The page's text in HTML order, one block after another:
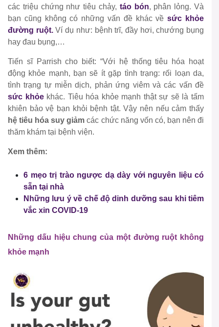
các triệu chứng như tiêu chảy, táo bón, phân lỏng. Và
bạn cũng không có những vấn đề khác vềsức khỏe
đường ruột.Ví dụ như: bệnh trĩ, đầy hơi, chướng bụng
hay đau bụng,…
Tiến sĩ Parrish cho biết: “Với hệ thống tiêu hóa hoạt
động khỏe mạnh, bạn sẽ ít gặp tình trạng: rối loạn da,
tình trạng tự miễn dịch, phản ứng viêm và các vấn đề
sức khỏekhác. Tiêu hóa khỏe mạnh thật sự sẽ là tấm
khiên bảo vệ bạn khỏi bệnh tật. Vậy nên nếu cảm thấy
hệ tiêu hóa suy giảm các chức năng vốn có, bạn nên đi
thăm khám tại bệnh viện.
Xem thêm:
6 mẹo trị trào ngược dạ dày với nguyên liệu có
sẵn tại nhà
Những lưu ý về chế độ dinh dưỡng sau khi tiêm
vắc xin COVID-19
Những dấu hiệu chung của một đường ruột không
khỏe mạnh